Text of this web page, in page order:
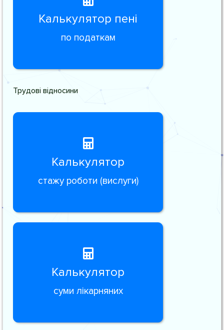
Калькулятор пені
по податкам
Трудові відносини
Калькулятор
стажу роботи (вислуги)
Калькулятор
суми лікарняних